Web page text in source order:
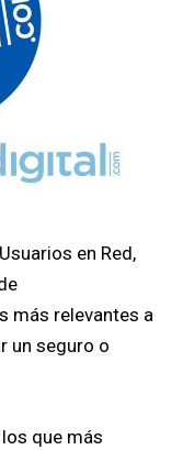
en Red,
más relevantes a
un seguro o
que más